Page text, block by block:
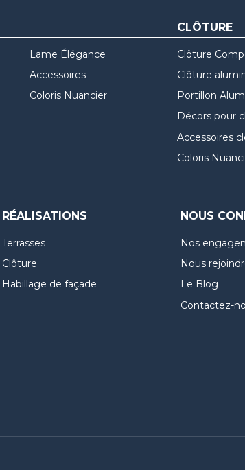
Lame Élégance
Accessoires
Coloris Nuancier
CLÔTURE
Clôture
Clôture
Portillon
Décors pour
Accessoires
Coloris
RÉALISATIONS
Terrasses
Clôture
Habillage de façade
NOUS
Nos
Nous
Le Blog
Contactez-